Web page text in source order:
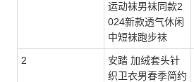
运动袜男袜同款2
024新款透气休闲
中短袜跑步袜
2
安踏 加绒套头针
织卫衣男春季简约